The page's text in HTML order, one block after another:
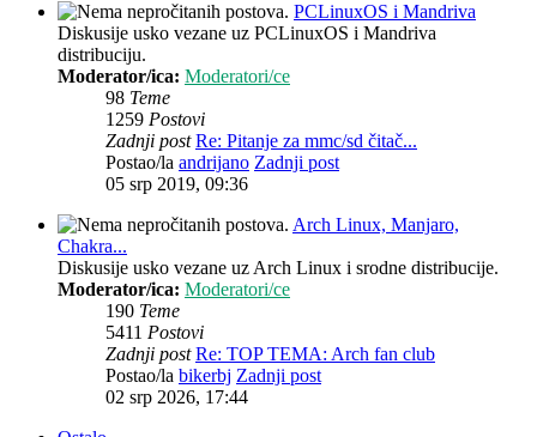
PCLinuxOS i Mandriva
Diskusije usko vezane uz PCLinuxOS i Mandriva
distribuciju.
Moderator/ica: Moderatori/ce
98 Teme
1259 Postovi
Zadnji post Re: Pitanje za mmc/sd čitač...
Postao/la andrijano Zadnji post
05 srp 2019, 09:36
Arch Linux, Manjaro,
Chakra...
Diskusije usko vezane uz Arch Linux i srodne distribucije.
Moderator/ica: Moderatori/ce
190 Teme
5411 Postovi
Zadnji post Re: TOP TEMA: Arch fan club
Postao/la bikerbj Zadnji post
02 srp 2026, 17:44